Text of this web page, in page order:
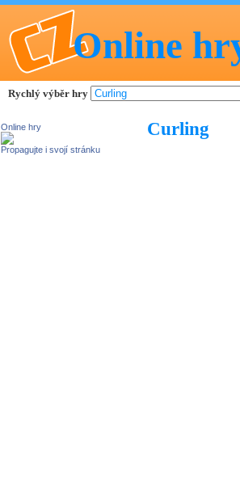
Online
Rychlý výběr hry
Online hry
Propagujte i svojí stránku
Curling